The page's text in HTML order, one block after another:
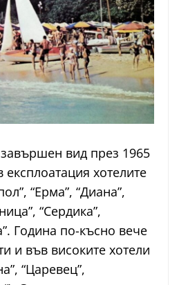
вид през 1965
експлоатация хотелите
“Ерма”, “Диана”,
“Сердика”,
Година по-късно вече
и във високите хотели
“Царевец”,